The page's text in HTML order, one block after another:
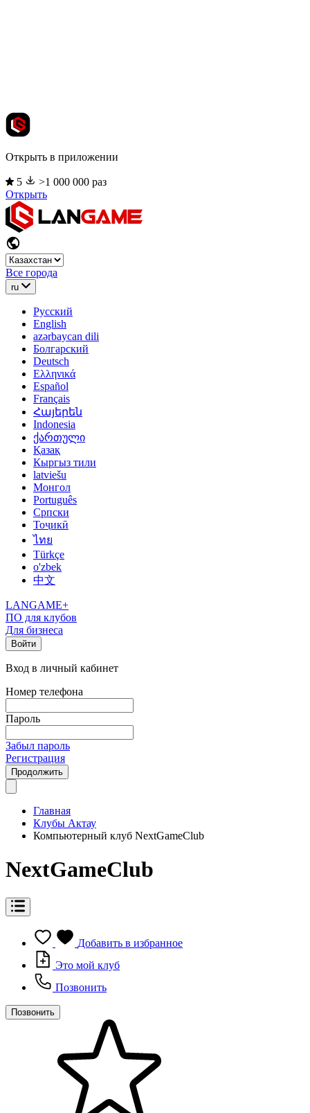
Открыть в приложении
5
>1 000 000 раз
Открыть
Все города
ru
Русский
English
azərbaycan dili
Болгарский
Deutsch
Ελληνικά
Español
Français
Հայերեն
Indonesia
ქართული
Қазақ
Кыргыз тили
latviešu
Монгол
Português
Српски
Тоҷикӣ
ไทย
Türkçe
o'zbek
中文
LANGAME+
ПО для клубов
Для бизнеса
Войти
Вход в личный кабинет
Номер телефона
Пароль
Забыл пароль
Регистрация
Продолжить
Главная
Клубы Актау
Компьютерный клуб NextGameClub
NextGameClub
Добавить в избранное
Это мой клуб
Позвонить
Позвонить